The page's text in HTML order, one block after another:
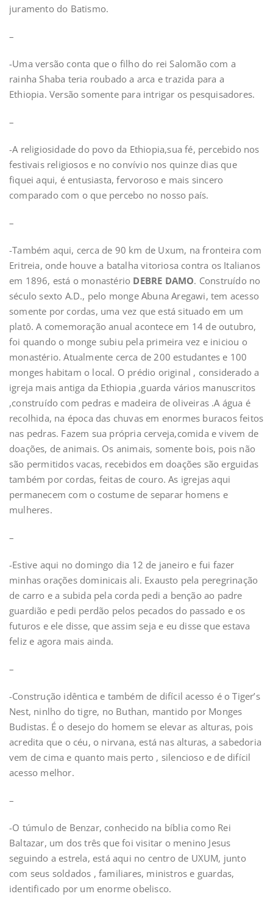
juramento do Batismo.
–
-Uma versão conta que o filho do rei Salomão com a
rainha Shaba teria roubado a arca e trazida para a
Ethiopia. Versão somente para intrigar os pesquisadores.
–
-A religiosidade do povo da Ethiopia,sua fé, percebido nos
festivais religiosos e no convívio nos quinze dias que
fiquei aqui, é entusiasta, fervoroso e mais sincero
comparado com o que percebo no nosso país.
–
-Também aqui, cerca de 90 km de Uxum, na fronteira com
Eritreia, onde houve a batalha vitoriosa contra os Italianos
em 1896, está o monastério DEBRE DAMO. Construído no
século sexto A.D., pelo monge Abuna Aregawi, tem acesso
somente por cordas, uma vez que está situado em um
platô. A comemoração anual acontece em 14 de outubro,
foi quando o monge subiu pela primeira vez e iniciou o
monastério. Atualmente cerca de 200 estudantes e 100
monges habitam o local. O prédio original , considerado a
igreja mais antiga da Ethiopia ,guarda vários manuscritos
,construído com pedras e madeira de oliveiras .A água é
recolhida, na época das chuvas em enormes buracos feitos
nas pedras. Fazem sua própria cerveja,comida e vivem de
doações, de animais. Os animais, somente bois, pois não
são permitidos vacas, recebidos em doações são erguidas
também por cordas, feitas de couro. As igrejas aqui
permanecem com o costume de separar homens e
mulheres.
–
-Estive aqui no domingo dia 12 de janeiro e fui fazer
minhas orações dominicais ali. Exausto pela peregrinação
de carro e a subida pela corda pedi a benção ao padre
guardião e pedi perdão pelos pecados do passado e os
futuros e ele disse, que assim seja e eu disse que estava
feliz e agora mais ainda.
–
-Construção idêntica e também de difícil acesso é o Tiger’s
Nest, ninlho do tigre, no Buthan, mantido por Monges
Budistas. É o desejo do homem se elevar as alturas, pois
acredita que o céu, o nirvana, está nas alturas, a sabedoria
vem de cima e quanto mais perto , silencioso e de difícil
acesso melhor.
–
-O túmulo de Benzar, conhecido na bíblia como Rei
Baltazar, um dos três que foi visitar o menino Jesus
seguindo a estrela, está aqui no centro de UXUM, junto
com seus soldados , familiares, ministros e guardas,
identificado por um enorme obelisco.